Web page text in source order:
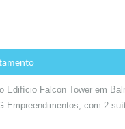
Edifício Falcon Tower em
Empreendimentos, com 2